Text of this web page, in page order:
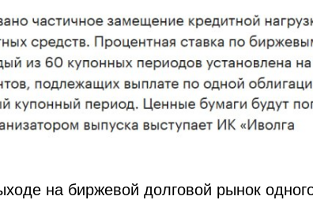
на биржевой долговой рынок